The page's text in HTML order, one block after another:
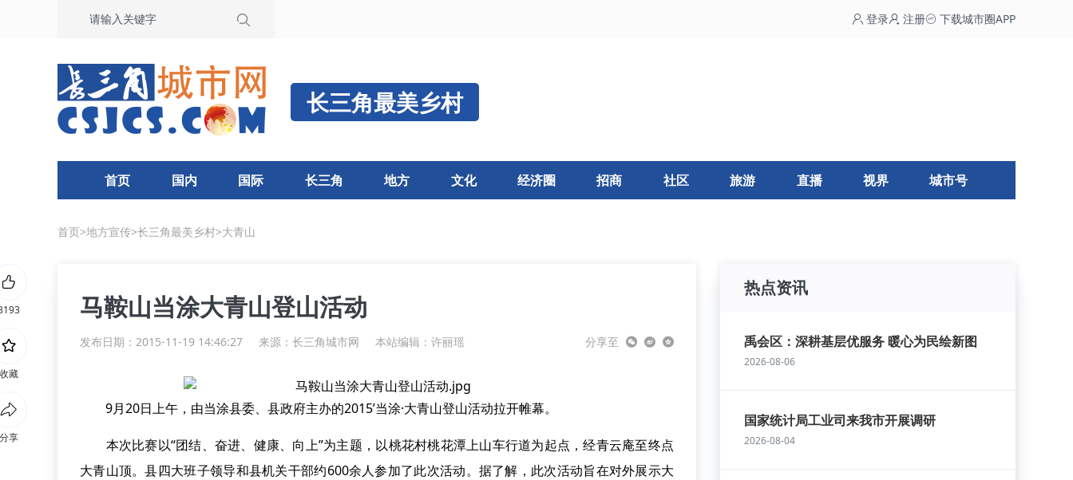
登录 注册 下载城市圈APP
长三角最美乡村
首页 国内 国际 长三角 地方 文化 经济圈 招商 社区 旅游 直播 视界 城市号
首页>地方宣传>长三角最美乡村>大青山
马鞍山当涂大青山登山活动
发布日期：2015-11-19 14:46:27 来源： 长三角城市网 本站编辑：许丽瑶 分享至
9月20日上午，由当涂县委、县政府主办的2015’当涂·大青山登山活动拉开帷幕。
本次比赛以“团结、奋进、健康、向上”为主题，以桃花村桃花潭上山车行道为起点，经青云庵至终点
大青山顶。县四大班子领导和县机关干部约600余人参加了此次活动。据了解，此次活动旨在对外展示大
热点资讯
禹会区：深耕基层优服务 暖心为民绘新图
2026-08-06
国家统计局工业司来我市开展调研
2026-08-04
收藏
分享